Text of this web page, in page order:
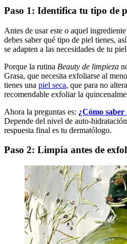
Paso 1: Identifica tu tipo de
Antes de usar este o aquel
debes saber qué tipo de piel tienes,
se adapten a las necesidades de tu
Porque la rutina Beauty de limpieza
Grasa, que necesita exfoliarse al
tienes una piel seca, que para no
recomendable exfoliar la
Ahora la preguntas es: ¿Cómo saber
Depende del nivel de auto-
respuesta final es tu dermatólogo.
Paso 2: Limpia antes de